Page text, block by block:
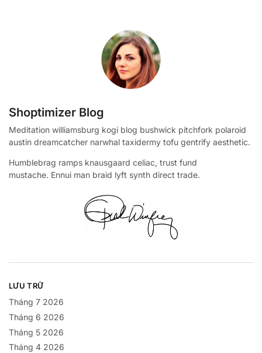
Shoptimizer Blog
Meditation williamsburg kogi blog bushwick pitchfork polaroid
austin dreamcatcher narwhal taxidermy tofu gentrify aesthetic.
Humblebrag ramps knausgaard celiac, trust fund
mustache. Ennui man braid lyft synth direct trade.
LƯU TRỮ
Tháng 7 2026
Tháng 6 2026
Tháng 5 2026
Tháng 4 2026